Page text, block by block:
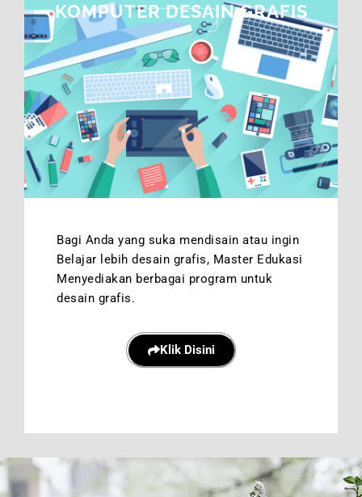
KOMPUTER DESAIN GRAFIS
Bagi Anda yang suka mendisain atau ingin
Belajar lebih desain grafis, Master Edukasi
Menyediakan berbagai program untuk
desain grafis.
Klik Disini